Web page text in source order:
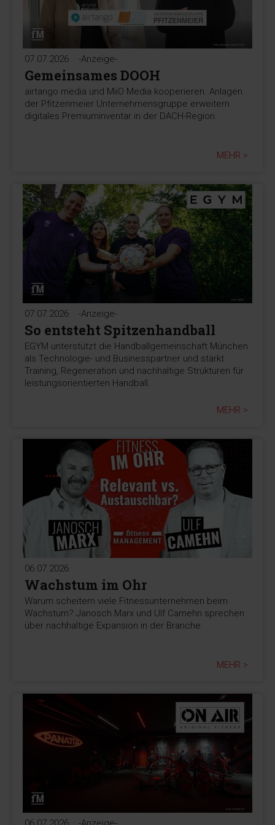
07.07.2026 -Anzeige-
Gemeinsames DOOH
airtango media und MiiO Media kooperieren. Anlagen
der Pfitzenmeier Unternehmensgruppe erweitern
digitales Premiuminventar in der DACH-Region.
MEHR >
07.07.2026 -Anzeige-
So entsteht Spitzenhandball
EGYM unterstützt die Handballgemeinschaft München
als Technologie- und Businesspartner und stärkt
Training, Regeneration und nachhaltige Strukturen für
leistungsorientierten Handball.
MEHR >
06.07.2026
Wachstum im Ohr
Warum scheitern viele Fitnessunternehmen beim
Wachstum? Janosch Marx und Ulf Camehn sprechen
über nachhaltige Expansion in der Branche.
MEHR >